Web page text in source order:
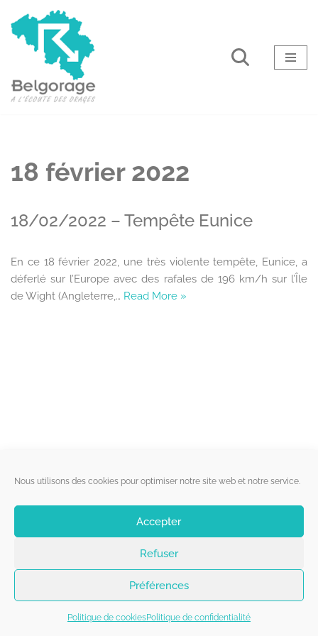
Nous utilisons des cookies pour optimiser notre site web et notre service.
Accepter
Refuser
Préférences
Politique de cookiesPolitique de confidentialité
Aller
18 février 2022
18/02/2022 – Tempête Eunice
En ce 18 février 2022, une très violente tempête, Eunice, a
déferlé sur l’Europe avec des rafales de 196 km/h sur l’Île
de Wight (Angleterre,… Read More »
Liens utiles
Qui sommes-nous ?
Politique de cookies
Copyright 2026 - Belgorage